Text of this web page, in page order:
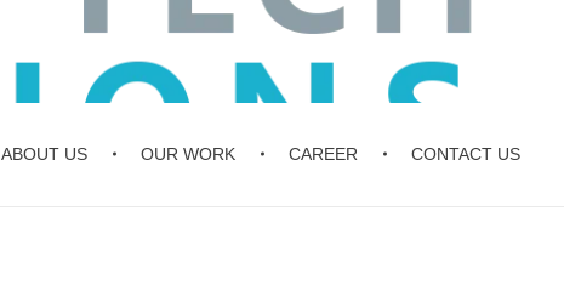
ABOUT US OUR WORK CAREER CONTACT US